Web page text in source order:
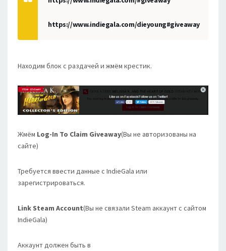
https://www.indiegala.com/dieyoung#giveaway
Находим блок с раздачей и жмём крестик.
Жмём Log-In To Claim Giveaway(Вы не авторизованы на
сайте)
Требуется ввести данные с IndieGala или
зарегистрироваться.
Link Steam Account(Вы не связали Steam аккаунт с сайтом
IndieGala)
Аккаунт должен быть в